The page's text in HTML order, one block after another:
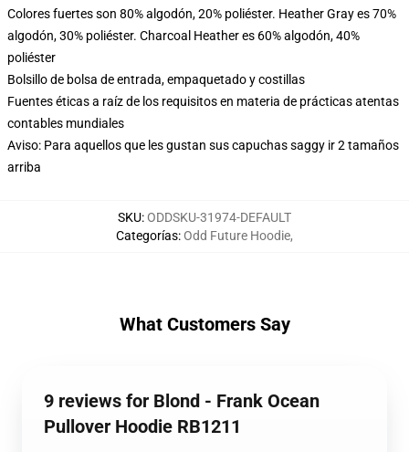
Colores fuertes son 80% algodón, 20% poliéster. Heather Gray es 70%
algodón, 30% poliéster. Charcoal Heather es 60% algodón, 40%
poliéster
Bolsillo de bolsa de entrada, empaquetado y costillas
Fuentes éticas a raíz de los requisitos en materia de prácticas atentas
contables mundiales
Aviso: Para aquellos que les gustan sus capuchas saggy ir 2 tamaños
arriba
SKU:ODDSKU-31974-DEFAULT
Categorías:Odd Future Hoodie,
What Customers Say
9 reviews for Blond - Frank Ocean
Pullover Hoodie RB1211